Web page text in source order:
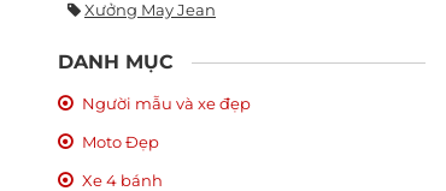
Xưởng May Jean
DANH MỤC
Người mẫu và xe đẹp
Moto Đẹp
Xe 4 bánh